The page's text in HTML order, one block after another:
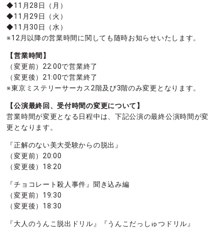
◆11月28日（月）
◆11月29日（火）
◆11月30日（水）
※12月以降の営業時間に関しても随時お知らせいたします。
【営業時間】
（変更前）22:00で営業終了
（変更後）21:00で営業終了
※東京ミステリーサーカス2階及び3階のみ変更となります。
【公演最終回、受付時間の変更について】
営業時間が変更となる日程中は、下記公演の最終公演時間が変
更となります。
『正解のない美大受験からの脱出』
（変更前）20:00
（変更後）18:20
『チョコレート殺人事件』聞き込み編
（変更前）19:30
（変更後）18:30
『大人のうんこ脱出ドリル』『うんこだっしゅつドリル』